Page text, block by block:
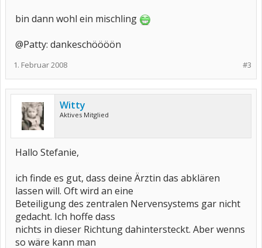
bin dann wohl ein mischling
@Patty: dankeschöööön
#3
1. Februar 2008
Witty
Aktives Mitglied
Hallo Stefanie,
ich finde es gut, dass deine Ärztin das abklären
lassen will. Oft wird an eine
Beteiligung des zentralen Nervensystems gar nicht
gedacht. Ich hoffe dass
nichts in dieser Richtung dahintersteckt. Aber wenns
so wäre kann man